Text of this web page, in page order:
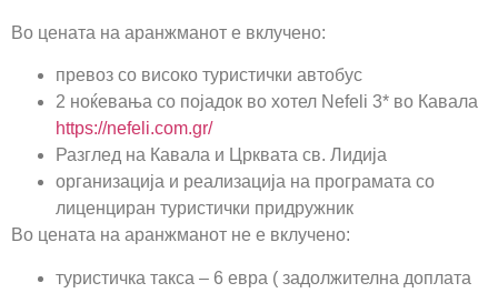
Во цената на аранжманот е вклучено:
превоз со високо туристички автобус
2 ноќевања со појадок во хотел Nefeli 3* во Кавала
https://nefeli.com.gr/
Разглед на Кавала и Црквата св. Лидија
организација и реализација на програмата со
лиценциран туристички придружник
Во цената на аранжманот не е вклучено:
туристичка такса – 6 евра ( задолжителна доплата